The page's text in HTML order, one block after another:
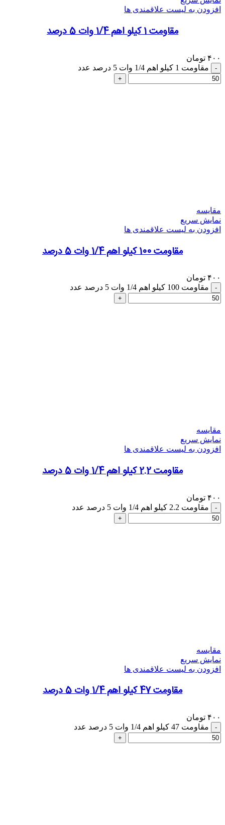
افزودن به لیست علاقمندی ها
مقاومت 1 کیلو اهم 1/4 وات 5 درصد
۴۰۰ تومان
مقاومت 1 کیلو اهم 1/4 وات 5 درصد عدد
مقایسه
نمایش سریع
افزودن به لیست علاقمندی ها
مقاومت 100 کیلو اهم 1/4 وات 5 درصد
۴۰۰ تومان
مقاومت 100 کیلو اهم 1/4 وات 5 درصد عدد
مقایسه
نمایش سریع
افزودن به لیست علاقمندی ها
مقاومت 2.2 کیلو اهم 1/4 وات 5 درصد
۴۰۰ تومان
مقاومت 2.2 کیلو اهم 1/4 وات 5 درصد عدد
مقایسه
نمایش سریع
افزودن به لیست علاقمندی ها
مقاومت 47 کیلو اهم 1/4 وات 5 درصد
۴۰۰ تومان
مقاومت 47 کیلو اهم 1/4 وات 5 درصد عدد